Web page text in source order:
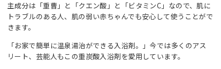
主成分は「重曹」と「クエン酸」と「ビタミンC」なので、肌に
トラブルのある人、肌の弱い赤ちゃんでも安心して使うことがで
きます。
「お家で簡単に温泉湯治ができる入浴剤。」今では多くのアス
リート、芸能人もこの重炭酸入浴剤を愛用しています。